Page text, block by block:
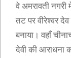
वे अमरावती नगरी
तट पर वीरेश्वर
बनाया। वहाँ
देवी की आराधना